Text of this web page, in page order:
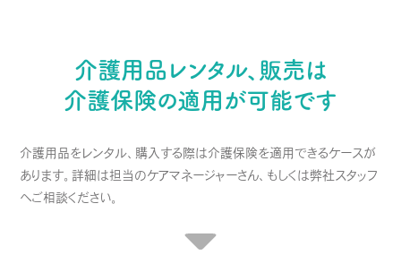
介護用品レンタル、販売は
介護保険の適用が可能です
介護用品をレンタル、購入する際は介護保険を適用できるケースが
あります。詳細は担当のケアマネージャーさん、もしくは弊社スタッフ
へご相談ください。